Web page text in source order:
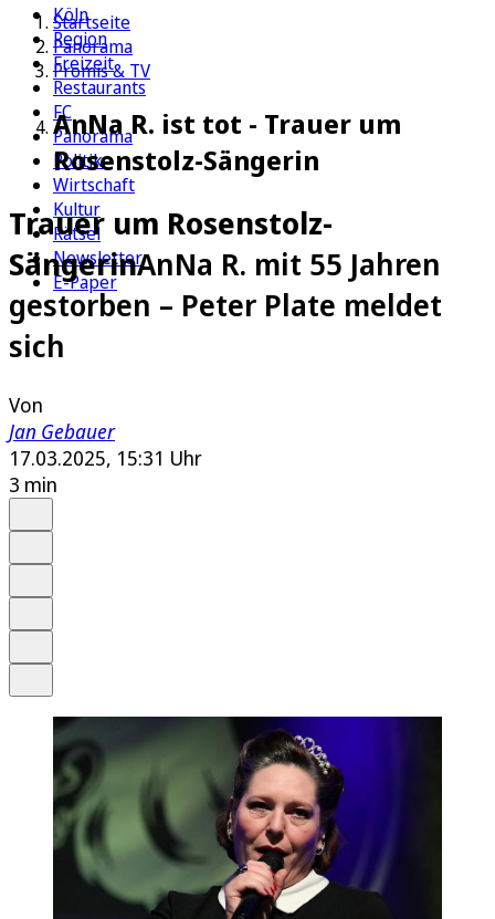
Köln
Region
Freizeit
Restaurants
FC
Panorama
Politik
Wirtschaft
Kultur
Rätsel
Newsletter
E-Paper
Startseite
Panorama
Promis & TV
AnNa R. ist tot - Trauer um
Rosenstolz-Sängerin
Trauer um Rosenstolz-
SängerinAnNa R. mit 55 Jahren
gestorben – Peter Plate meldet
sich
Von
Jan Gebauer
17.03.2025, 15:31 Uhr
3 min